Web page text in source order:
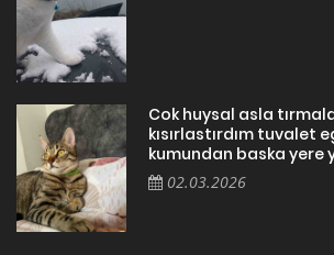
Cok huysal asla
kısırlastırdım tuvalet
kumundan baska yere
02.03.2026